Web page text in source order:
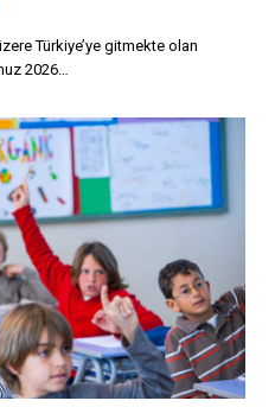
Türkiye’ye gitmekte olan
2026…